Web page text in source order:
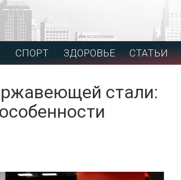
СПОРТ ЗДОРОВЬЕ СТАТЬИ
стали: